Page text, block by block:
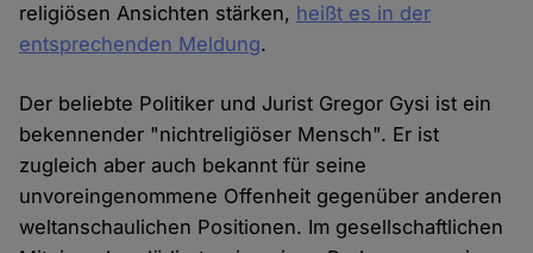
religiösen Ansichten stärken, heißt es in der
entsprechenden Meldung.
Der beliebte Politiker und Jurist Gregor Gysi ist ein
bekennender "nichtreligiöser Mensch". Er ist
zugleich aber auch bekannt für seine
unvoreingenommene Offenheit gegenüber anderen
weltanschaulichen Positionen. Im gesellschaftlichen